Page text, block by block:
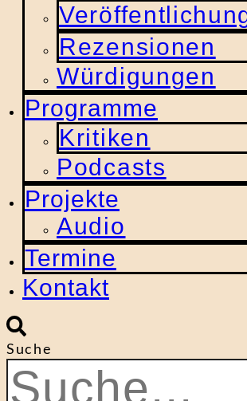
Rezensionen
Würdigungen
Programme
Kritiken
Podcasts
Projekte
Audio
Termine
Kontakt
Suche